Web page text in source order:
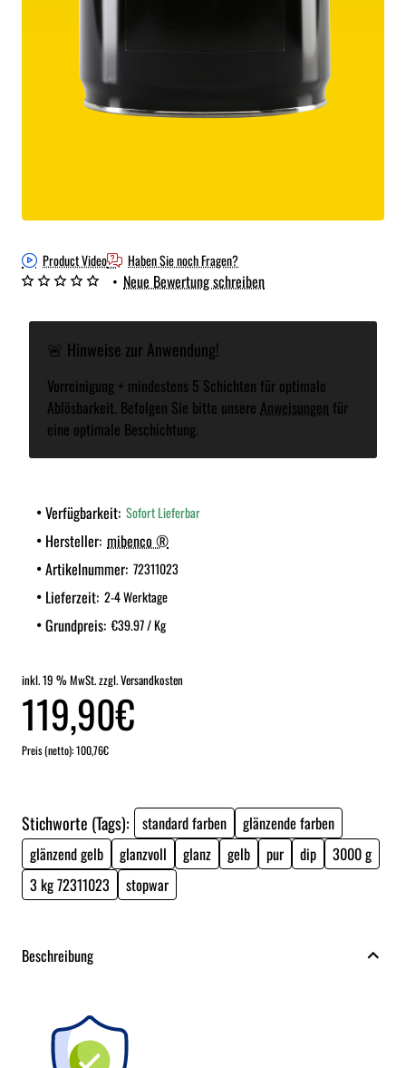
Product Video Haben Sie noch Fragen?
🚨 Hinweise zur Anwendung!
Vorreinigung + mindestens 5 Schichten für optimale
Ablösbarkeit. Befolgen Sie bitte unsere Anweisungen für
eine optimale Beschichtung.
Verfügbarkeit: Sofort Lieferbar
Hersteller: mibenco ®
Artikelnummer: 72311023
Lieferzeit: 2-4 Werktage
Grundpreis: €39.97 / Kg
• Neue Bewertung schreiben
inkl. 19 % MwSt. zzgl. Versandkosten
119,90€
Preis (netto): 100,76€
Stichworte (Tags): standard farben
glänzende farben
glänzend gelb
glanzvoll glanz gelb pur dip
3000 g
3 kg 72311023
stopwar
Beschreibung